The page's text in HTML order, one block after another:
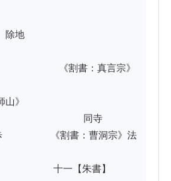
　　　　　《割書：真言宗》
》
　　　　　　　同寺
　　　　《割書：曹洞宗》法
朱書】